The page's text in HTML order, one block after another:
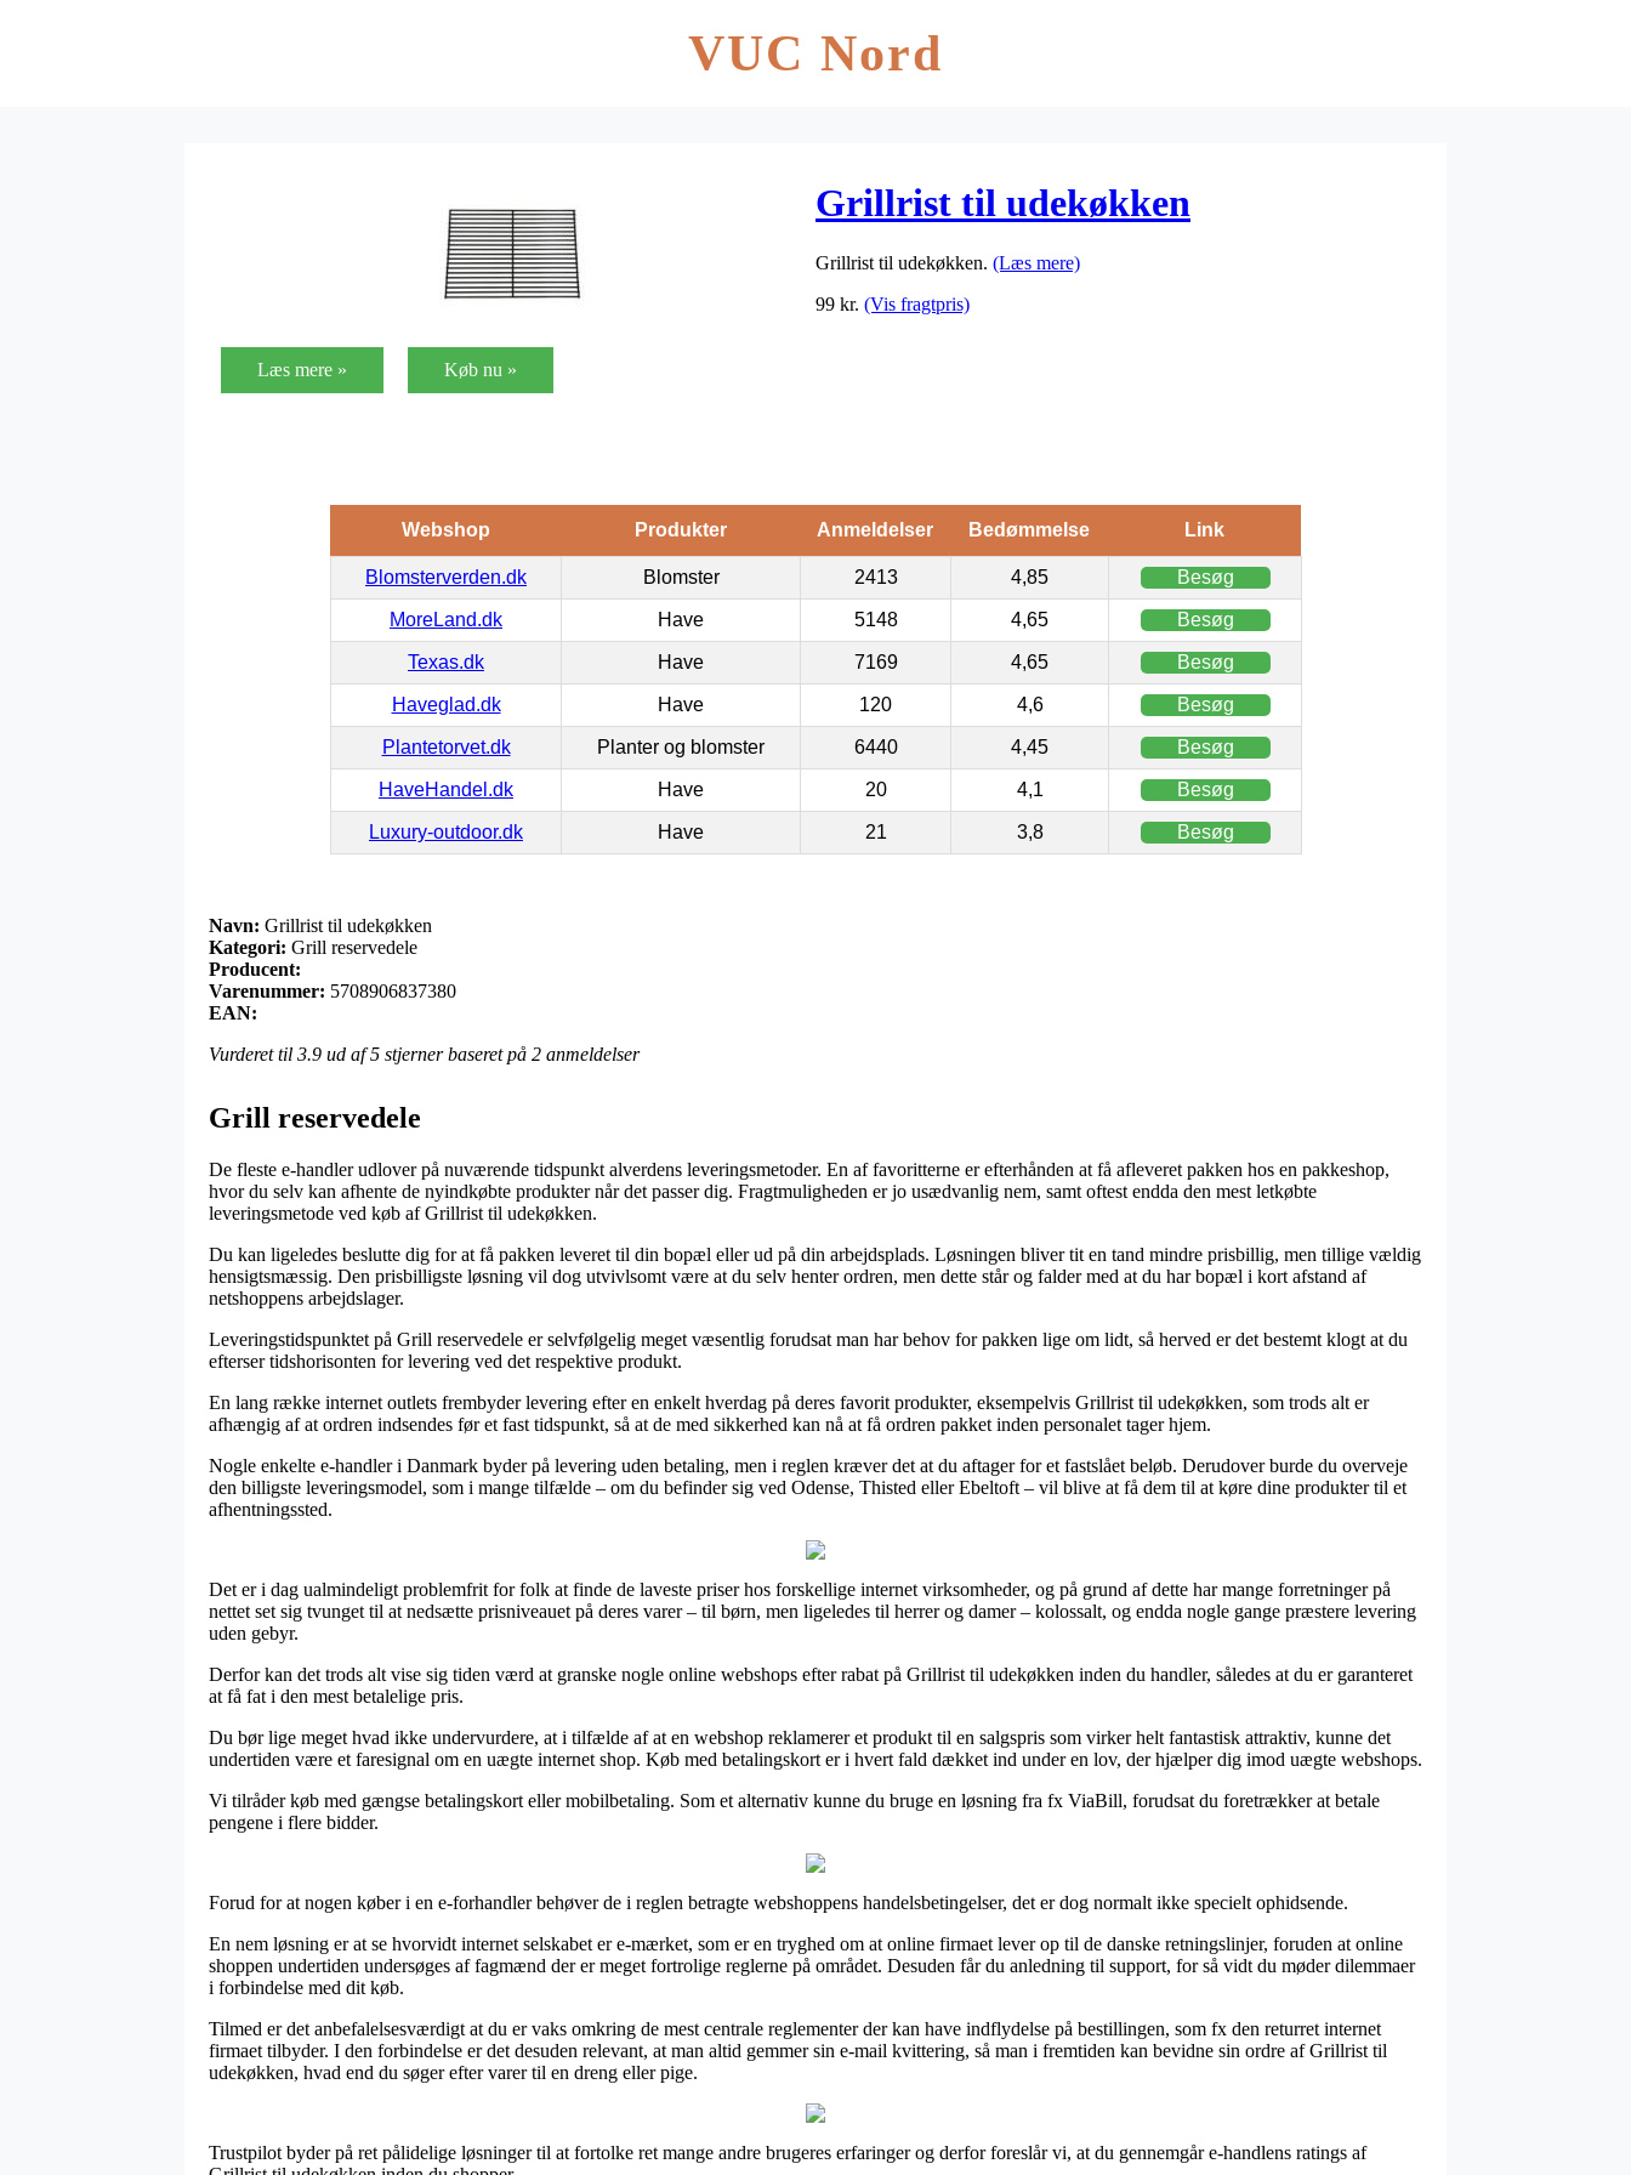
VUC Nord
Grillrist til udekøkken
Grillrist til udekøkken. (Læs mere)
99 kr. (Vis fragtpris)
Læs mere » Køb nu »
Webshop Produkter Anmeldelser Bedømmelse Link
Blomsterverden.dk Blomster 2413 4,85 Besøg
MoreLand.dk Have 5148 4,65 Besøg
Texas.dk Have 7169 4,65 Besøg
Haveglad.dk Have 120 4,6 Besøg
Plantetorvet.dk Planter og blomster 6440 4,45 Besøg
HaveHandel.dk Have 20 4,1 Besøg
Luxury-outdoor.dk Have 21 3,8 Besøg
Navn: Grillrist til udekøkken
Kategori: Grill reservedele
Producent:
Varenummer: 5708906837380
EAN:
Vurderet til 3.9 ud af 5 stjerner baseret på 2 anmeldelser
Grill reservedele
De fleste e-handler udlover på nuværende tidspunkt alverdens leveringsmetoder. En af favoritterne er efterhånden at få afleveret pakken hos en pakkeshop,
hvor du selv kan afhente de nyindkøbte produkter når det passer dig. Fragtmuligheden er jo usædvanlig nem, samt oftest endda den mest letkøbte
leveringsmetode ved køb af Grillrist til udekøkken.
Du kan ligeledes beslutte dig for at få pakken leveret til din bopæl eller ud på din arbejdsplads. Løsningen bliver tit en tand mindre prisbillig, men tillige vældig
hensigtsmæssig. Den prisbilligste løsning vil dog utvivlsomt være at du selv henter ordren, men dette står og falder med at du har bopæl i kort afstand af
netshoppens arbejdslager.
Leveringstidspunktet på Grill reservedele er selvfølgelig meget væsentlig forudsat man har behov for pakken lige om lidt, så herved er det bestemt klogt at du
efterser tidshorisonten for levering ved det respektive produkt.
En lang række internet outlets frembyder levering efter en enkelt hverdag på deres favorit produkter, eksempelvis Grillrist til udekøkken, som trods alt er
afhængig af at ordren indsendes før et fast tidspunkt, så at de med sikkerhed kan nå at få ordren pakket inden personalet tager hjem.
Nogle enkelte e-handler i Danmark byder på levering uden betaling, men i reglen kræver det at du aftager for et fastslået beløb. Derudover burde du overveje
den billigste leveringsmodel, som i mange tilfælde – om du befinder sig ved Odense, Thisted eller Ebeltoft – vil blive at få dem til at køre dine produkter til et
afhentningssted.
Det er i dag ualmindeligt problemfrit for folk at finde de laveste priser hos forskellige internet virksomheder, og på grund af dette har mange forretninger på
nettet set sig tvunget til at nedsætte prisniveauet på deres varer – til børn, men ligeledes til herrer og damer – kolossalt, og endda nogle gange præstere levering
uden gebyr.
Derfor kan det trods alt vise sig tiden værd at granske nogle online webshops efter rabat på Grillrist til udekøkken inden du handler, således at du er garanteret
at få fat i den mest betalelige pris.
Du bør lige meget hvad ikke undervurdere, at i tilfælde af at en webshop reklamerer et produkt til en salgspris som virker helt fantastisk attraktiv, kunne det
undertiden være et faresignal om en uægte internet shop. Køb med betalingskort er i hvert fald dækket ind under en lov, der hjælper dig imod uægte webshops.
Vi tilråder køb med gængse betalingskort eller mobilbetaling. Som et alternativ kunne du bruge en løsning fra fx ViaBill, forudsat du foretrækker at betale
pengene i flere bidder.
Forud for at nogen køber i en e-forhandler behøver de i reglen betragte webshoppens handelsbetingelser, det er dog normalt ikke specielt ophidsende.
En nem løsning er at se hvorvidt internet selskabet er e-mærket, som er en tryghed om at online firmaet lever op til de danske retningslinjer, foruden at online
shoppen undertiden undersøges af fagmænd der er meget fortrolige reglerne på området. Desuden får du anledning til support, for så vidt du møder dilemmaer
i forbindelse med dit køb.
Tilmed er det anbefalelsesværdigt at du er vaks omkring de mest centrale reglementer der kan have indflydelse på bestillingen, som fx den returret internet
firmaet tilbyder. I den forbindelse er det desuden relevant, at man altid gemmer sin e-mail kvittering, så man i fremtiden kan bevidne sin ordre af Grillrist til
udekøkken, hvad end du søger efter varer til en dreng eller pige.
Trustpilot byder på ret pålidelige løsninger til at fortolke ret mange andre brugeres erfaringer og derfor foreslår vi, at du gennemgår e-handlens ratings af